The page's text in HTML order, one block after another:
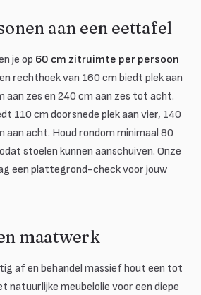
aan een eettafel
je op 60 cm zitruimte per persoon
rechthoek van 160 cm biedt plek aan
aan zes en 240 cm aan zes tot acht.
110 cm doorsnede plek aan vier, 140
aan acht. Houd rondom minimaal 80
stoelen kunnen aanschuiven. Onze
een plattegrond-check voor jouw
maatwerk
af en behandel massief hout een tot
natuurlijke meubelolie voor een diepe